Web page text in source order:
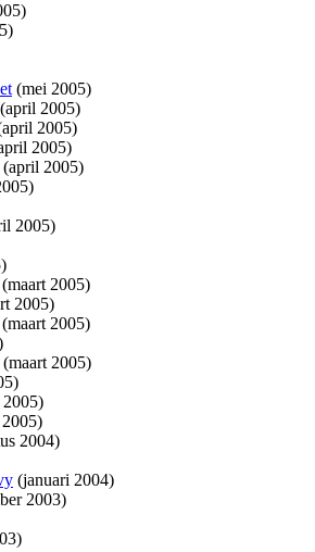
(mei 2005)
(april 2005)
2005)
2005)
(april 2005)
2005)
(maart 2005)
2005)
(maart 2005)
(maart 2005)
2005)
2004)
(januari 2004)
2003)